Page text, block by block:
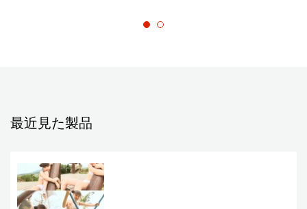
最近見た製品